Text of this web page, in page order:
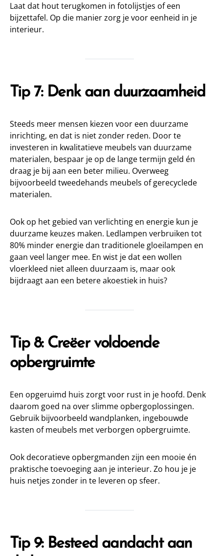
Laat dat hout terugkomen in fotolijstjes of een
bijzettafel. Op die manier zorg je voor eenheid in je
interieur.
Tip 7: Denk aan duurzaamheid
Steeds meer mensen kiezen voor een duurzame
inrichting, en dat is niet zonder reden. Door te
investeren in kwalitatieve meubels van duurzame
materialen, bespaar je op de lange termijn geld én
draag je bij aan een beter milieu. Overweeg
bijvoorbeeld tweedehands meubels of gerecyclede
materialen.
Ook op het gebied van verlichting en energie kun je
duurzame keuzes maken. Ledlampen verbruiken tot
80% minder energie dan traditionele gloeilampen en
gaan veel langer mee. En wist je dat een wollen
vloerkleed niet alleen duurzaam is, maar ook
bijdraagt aan een betere akoestiek in huis?
Tip 8: Creëer voldoende
opbergruimte
Een opgeruimd huis zorgt voor rust in je hoofd. Denk
daarom goed na over slimme opbergoplossingen.
Gebruik bijvoorbeeld wandplanken, ingebouwde
kasten of meubels met verborgen opbergruimte.
Ook decoratieve opbergmanden zijn een mooie én
praktische toevoeging aan je interieur. Zo hou je je
huis netjes zonder in te leveren op sfeer.
Tip 9: Besteed aandacht aan